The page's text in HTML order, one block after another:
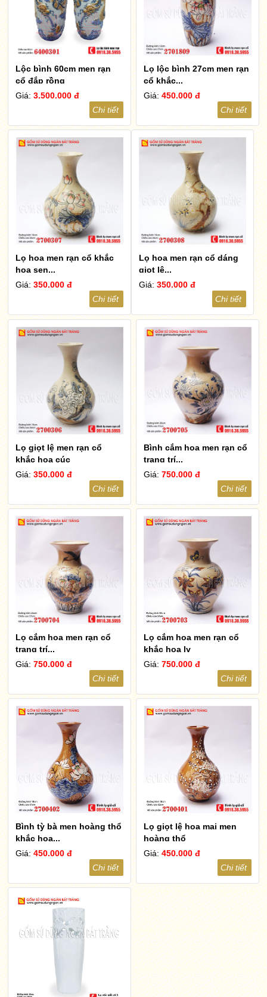
Lộc bình 60cm men rạn
cổ đắp rồng
Giá:3.500.000 đ
Chi tiết
Lọ lộc bình 27cm men rạn
cổ khắc...
Giá:450.000 đ
Chi tiết
Lọ hoa men rạn cổ khắc
hoa sen...
Giá:350.000 đ
Chi tiết
Lọ hoa men rạn cổ dáng
giọt lệ...
Giá: 350.000 đ
Chi tiết
Lọ giọt lệ men rạn cổ
khắc hoa cúc
Giá:350.000 đ
Chi tiết
Bình cắm hoa men rạn cổ
trang trí...
Giá:750.000 đ
Chi tiết
Lọ cắm hoa men rạn cổ
trang trí...
Giá:750.000 đ
Chi tiết
Lọ cắm hoa men rạn cổ
khắc hoa ly
Giá:750.000 đ
Chi tiết
Bình tỳ bà men hoàng thổ
khắc hoa...
Giá:450.000 đ
Chi tiết
Lọ giọt lệ hoa mai men
hoàng thổ
Giá:450.000 đ
Chi tiết